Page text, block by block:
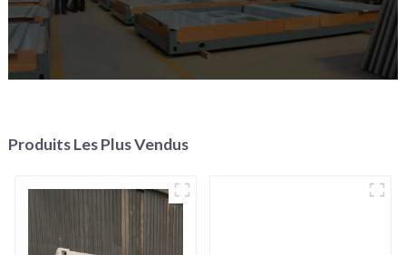
Produits Les Plus Vendus